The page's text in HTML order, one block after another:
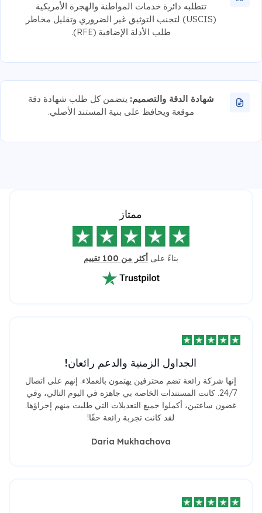
تتطلبه دائرة خدمات المواطنة والهجرة الأمريكية
(USCIS) لتجنب التوثيق غير الضروري وتقليل مخاطر
طلب الأدلة الإضافية (RFE).
شهادة الدقة والتصميم: يتضمن كل طلب شهادة دقة
موقعة ويحافظ على بنية المستند الأصلي.
ممتاز
بناءً على أكثر من 100 تقييم
الجداول الزمنية والدعم رائعان!
إنها شركة رائعة تضم محترفين يهتمون بالعملاء. إنهم على اتصال
24/7. كانت المستندات الخاصة بي جاهزة في اليوم التالي، وفي
غضون ساعتين، أكملوا جميع التعديلات التي طلبت منهم إجراؤها.
لقد كانت تجربة رائعة حقًا!
Daria Mukhachova